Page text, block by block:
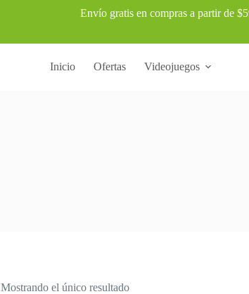
Envío gratis en compras a partir de
Inicio Ofertas Videojuegos
Mostrando el único resultado